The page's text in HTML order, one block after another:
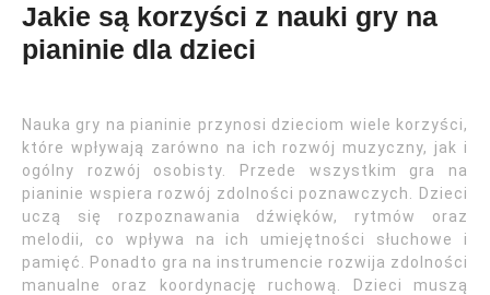
Jakie są korzyści z nauki gry na
pianinie dla dzieci
Nauka gry na pianinie przynosi dzieciom wiele korzyści,
które wpływają zarówno na ich rozwój muzyczny, jak i
ogólny rozwój osobisty. Przede wszystkim gra na
pianinie wspiera rozwój zdolności poznawczych. Dzieci
uczą się rozpoznawania dźwięków, rytmów oraz
melodii, co wpływa na ich umiejętności słuchowe i
pamięć. Ponadto gra na instrumencie rozwija zdolności
manualne oraz koordynację ruchową. Dzieci muszą